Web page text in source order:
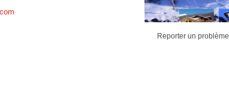
Reporter un problème